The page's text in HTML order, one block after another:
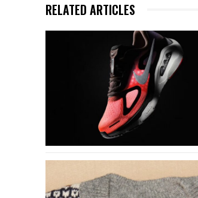
RELATED ARTICLES